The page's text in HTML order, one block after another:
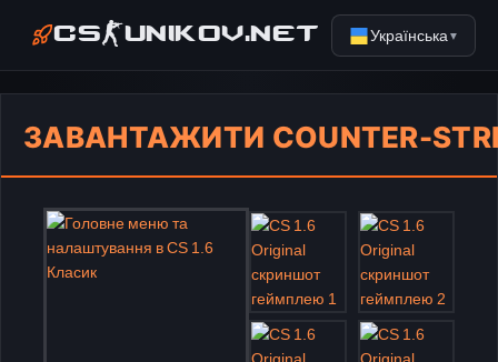
CS-UNIKOV.NET Українська ▼
ЗАВАНТАЖИТИ COUNTER-